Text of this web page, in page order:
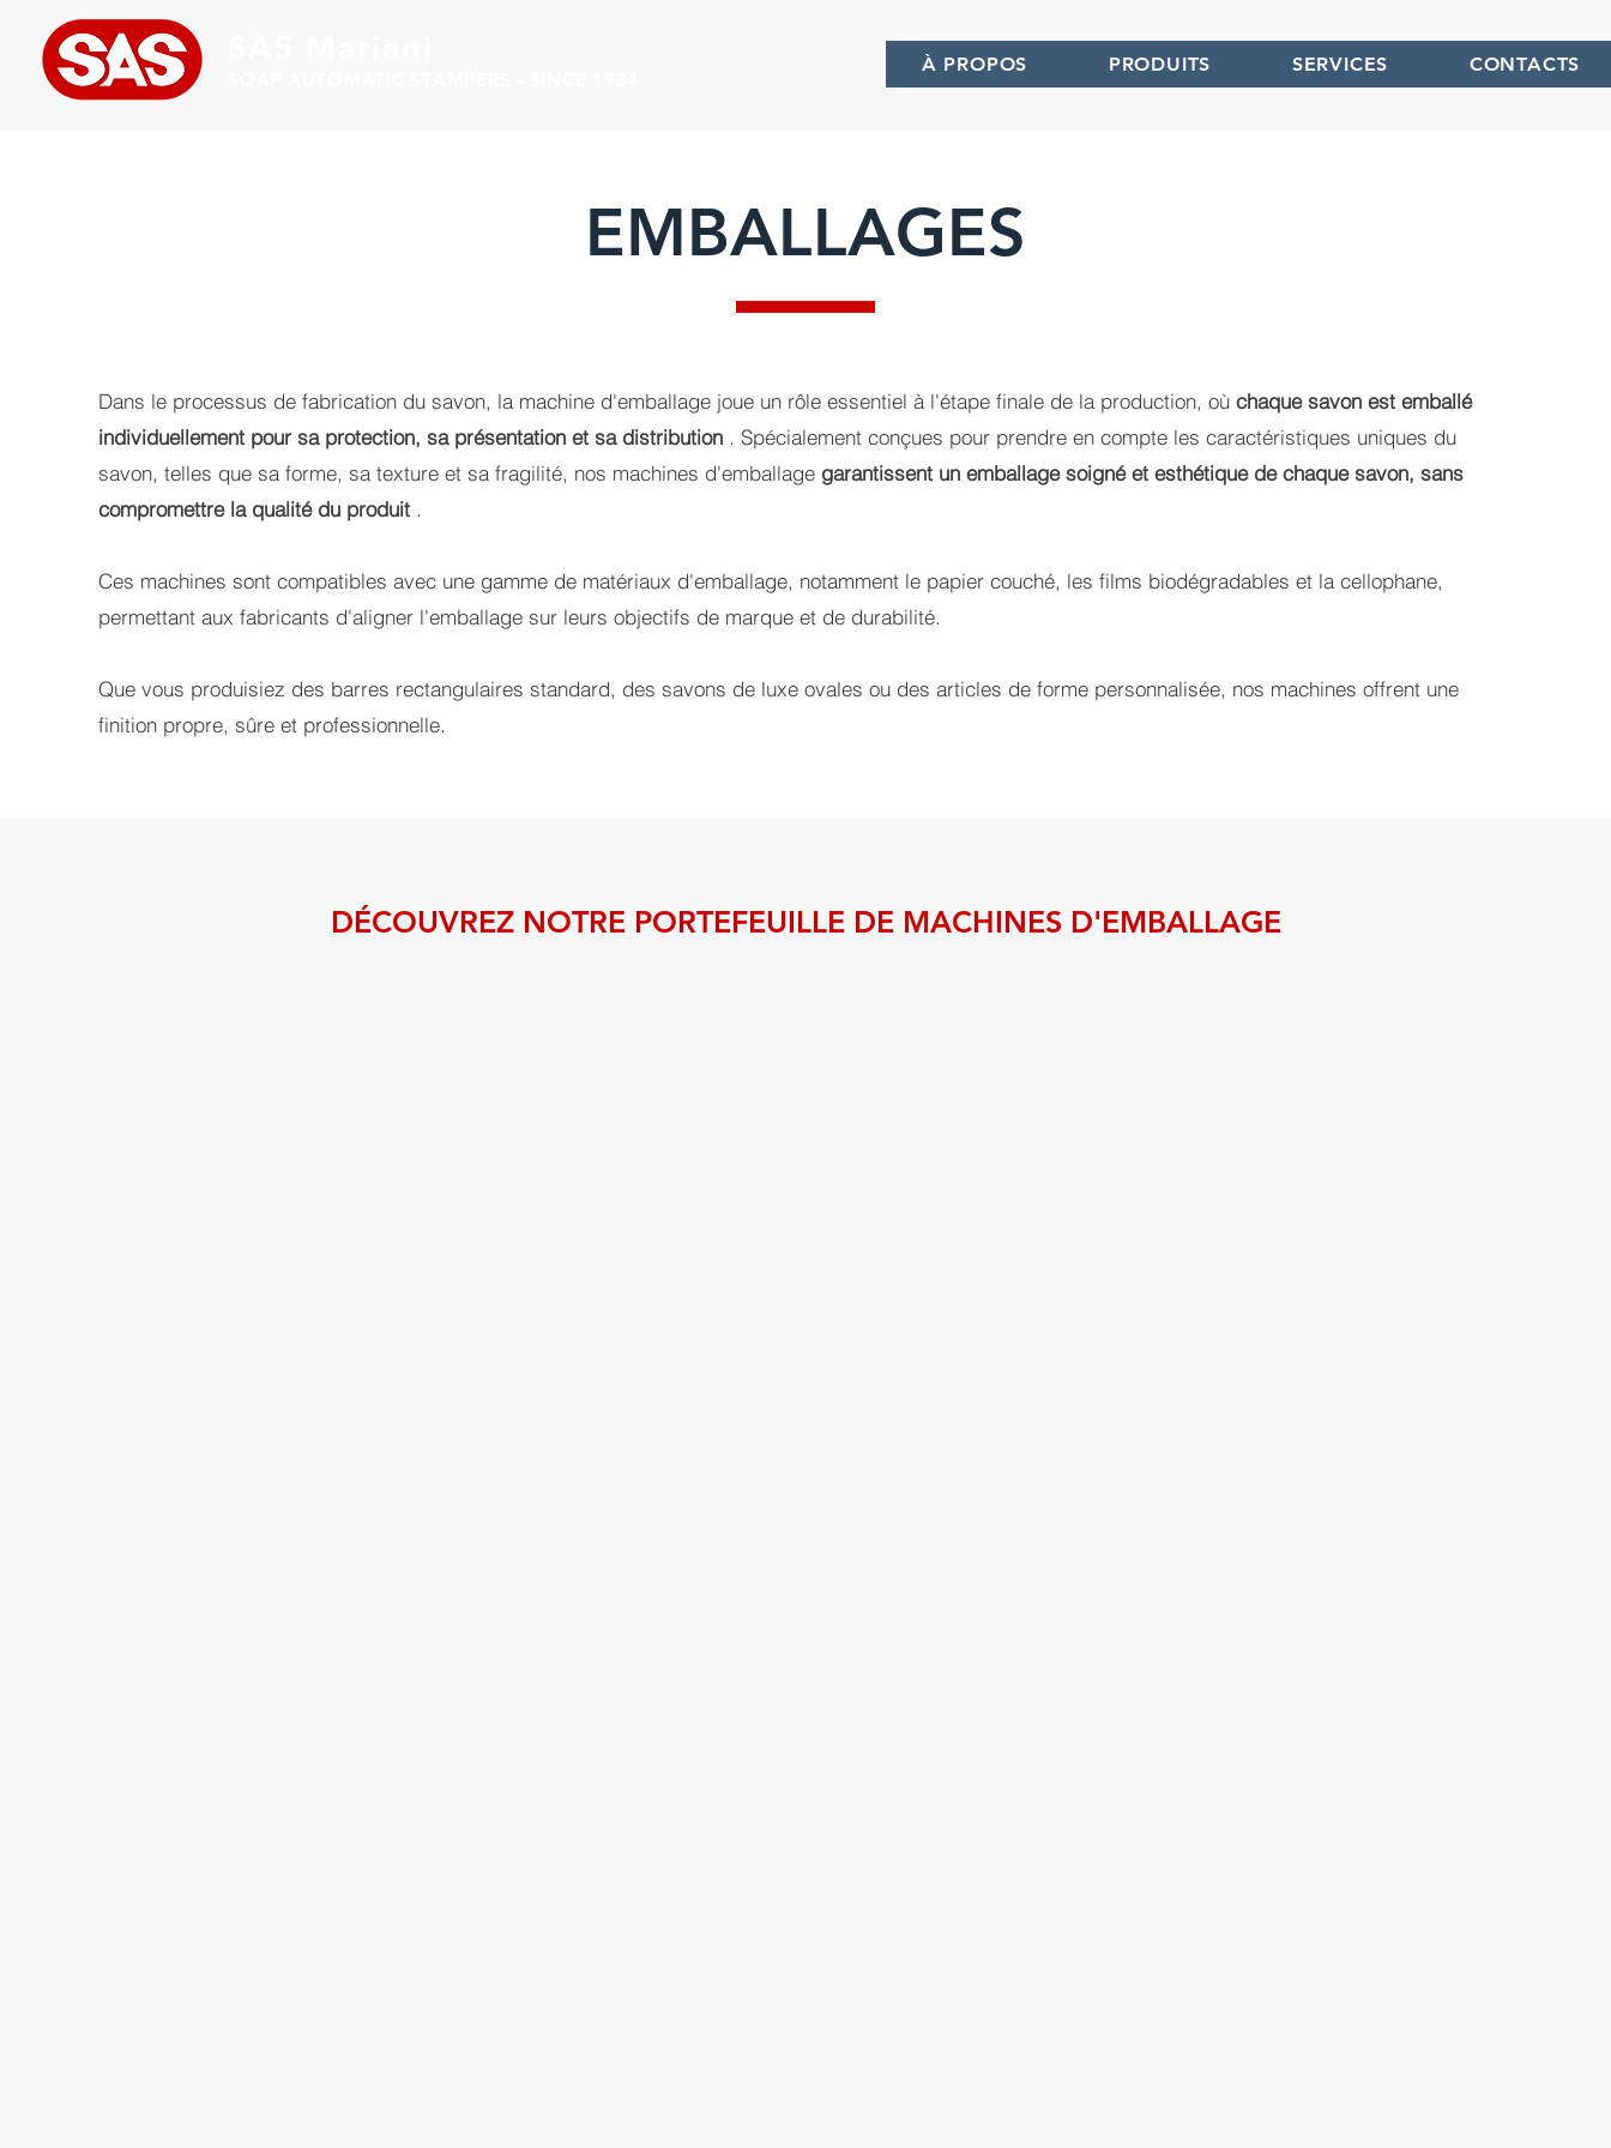
À PROPOS PRODUITS SERVICES CONTACTS
EMBALLAGES
Dans le processus de fabrication du savon, la machine d'emballage joue un rôle essentiel à l'étape finale de la production, où chaque savon est emballé
individuellement pour sa protection, sa présentation et sa distribution . Spécialement conçues pour prendre en compte les caractéristiques uniques du
savon, telles que sa forme, sa texture et sa fragilité, nos machines d'emballage garantissent un emballage soigné et esthétique de chaque savon, sans
compromettre la qualité du produit .
Ces machines sont compatibles avec une gamme de matériaux d'emballage, notamment le papier couché, les films biodégradables et la cellophane,
permettant aux fabricants d'aligner l'emballage sur leurs objectifs de marque et de durabilité.
Que vous produisiez des barres rectangulaires standard, des savons de luxe ovales ou des articles de forme personnalisée, nos machines offrent une
finition propre, sûre et professionnelle.
DÉCOUVREZ NOTRE PORTEFEUILLE DE MACHINES D'EMBALLAGE